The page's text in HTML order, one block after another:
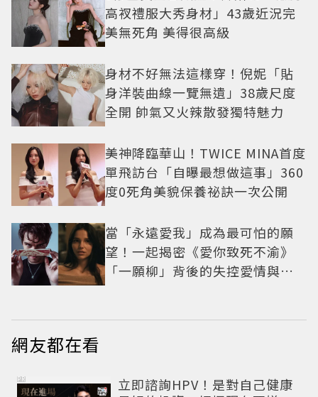
高衩禮服大秀身材」43歲近況完
美無死角 美得很高級
身材不好無法這樣穿！倪妮「貼
身洋裝曲線一覽無遺」38歲尺度
全開 帥氣又火辣散發獨特魅力
美神降臨華山！TWICE MINA首度
單飛訪台「自曝最想做這事」360
度0死角美貌保養祕訣一次公開
當「永遠愛我」成為最可怕的願
望！一起揭密《愛你致死不渝》
「一願柳」背後的失控愛情與爆
網友都在看
立即諮詢HPV！是對自己健康
PR